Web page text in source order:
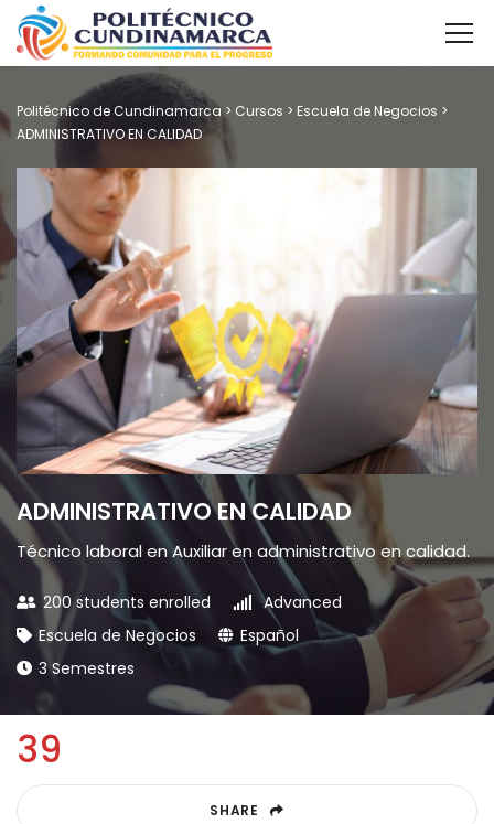
Politécnico de Cundinamarca > Cursos > Escuela de Negocios >
ADMINISTRATIVO EN CALIDAD
ADMINISTRATIVO EN CALIDAD
Técnico laboral en Auxiliar en administrativo en calidad.
200 students enrolled
Advanced
Escuela de Negocios
Español
3 Semestres
39
SHARE